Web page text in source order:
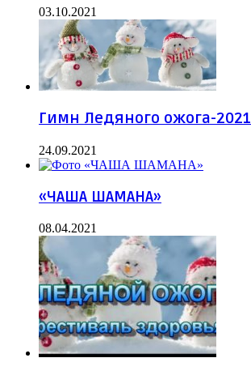
03.10.2021
Гимн Ледяного ожога-2021
24.09.2021
«ЧАША ШАМАНА»
08.04.2021